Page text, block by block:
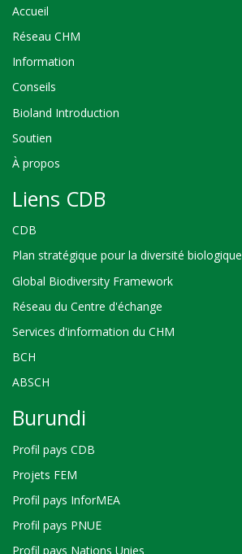
Accueil
Réseau CHM
Information
Conseils
Bioland Introduction
Soutien
À propos
Liens CDB
CDB
Plan stratégique pour la diversité biologique
Global Biodiversity Framework
Réseau du Centre d'échange
Services d'information du CHM
BCH
ABSCH
Burundi
Profil pays CDB
Projets FEM
Profil pays InforMEA
Profil pays PNUE
Profil pays Nations Unies